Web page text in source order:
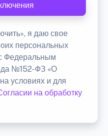
я даю свое
персональных
Федеральным
№152-ФЗ «О
условиях и для
на обработку